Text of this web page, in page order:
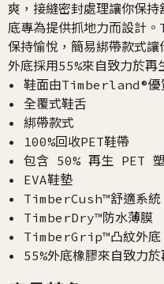
爽，接縫密封處理讓你保
底專為提供抓地力而設計
保持愉悅，簡易綁帶款式
外底採用55%來自致力於再
• 鞋面由Timberland®優
• 全覆式鞋舌
• 綁帶款式
• 100%回收PET鞋帶
• 包含 50% 再生 PET
• EVA鞋墊
• TimberCush™舒適系統
• TimberDry™防水薄膜
• TimberGrip™凸紋外底
• 55%外底橡膠來自致力